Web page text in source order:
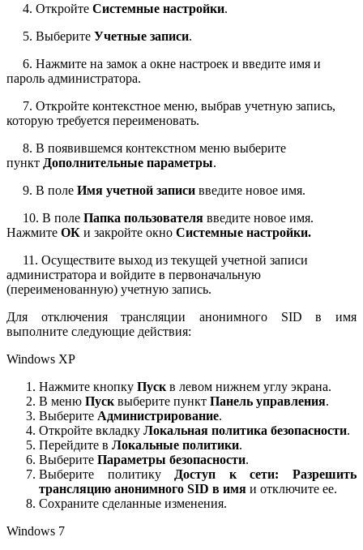
4. Откройте Системные настройки.
5. Выберите Учетные записи.
6. Нажмите на замок а окне настроек и введите имя и
пароль администратора.
7. Откройте контекстное меню, выбрав учетную запись,
которую требуется переименовать.
8. В появившемся контекстном меню выберите
пункт Дополнительные параметры.
9. В поле Имя учетной записи введите новое имя.
10. В поле Папка пользователя введите новое имя.
Нажмите ОК и закройте окно Системные настройки.
11. Осуществите выход из текущей учетной записи
администратора и войдите в первоначальную
(переименованную) учетную запись.
Для отключения трансляции анонимного SID в имя
выполните следующие действия:
Windows XP
Нажмите кнопку Пуск в левом нижнем углу экрана.
В меню Пуск выберите пункт Панель управления.
Выберите Администрирование.
Откройте вкладку Локальная политика безопасности.
Перейдите в Локальные политики.
Выберите Параметры безопасности.
Выберите политику
Доступ к сети: Разрешить
трансляцию анонимного SID в имя и отключите ее.
Сохраните сделанные изменения.
Windows 7